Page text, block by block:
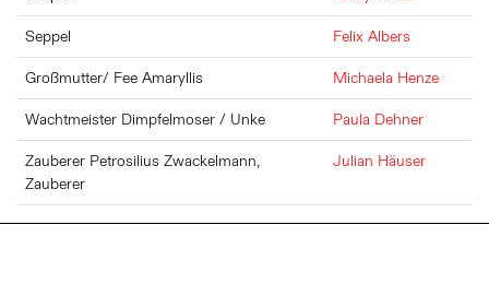
Seppel
Felix Albers
Großmutter/ Fee Amaryllis
Michaela Henze
Wachtmeister Dimpfelmoser / Unke
Paula Dehner
Zauberer Petrosilius Zwackelmann,
Zauberer
Julian Häuser